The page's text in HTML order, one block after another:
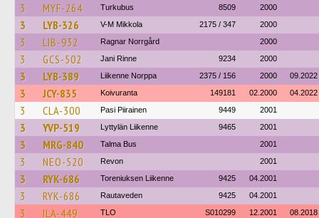
3 MYF-264 Turkubus 8509 2000
3 LYB-326 V-M Mikkola 2175 / 347 2000
3 LIB-932 Ragnar Norrgård 2000
3 GCS-502 Jani Rinne 9234 2000
3 LYB-389 Liikenne Norppa 2375 / 156 2000 09.2022
3 JCY-835 Koivuranta 149181 02.2000 04.2022
3 CLA-300 Pasi Piirainen 9449 2001
3 YVP-519 Lyttylän Liikenne 9465 2001
3 MRG-840 Talma Bus 2001
3 NEO-520 Revon 2001
3 RYK-686 Toreniuksen Liikenne 9425 04.2001
3 RYK-686 Rautaveden 9425 04.2001
3 ILA-449 TLO S010299 12.2001 08.2018